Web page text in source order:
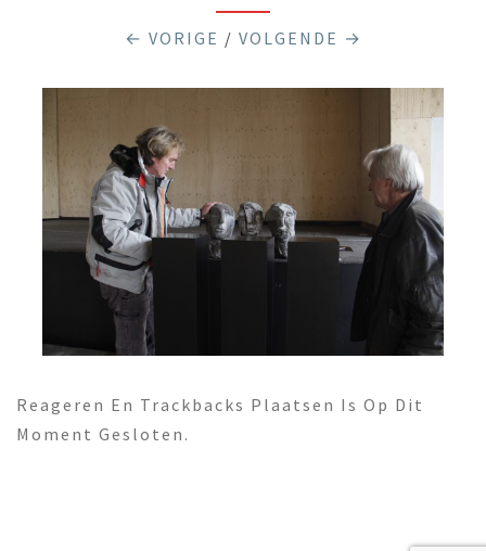
← VORIGE / VOLGENDE →
Reageren En Trackbacks Plaatsen Is Op Dit
Moment Gesloten.